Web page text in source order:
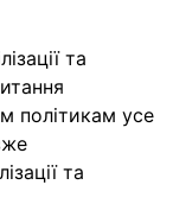
та
політикам усе
та